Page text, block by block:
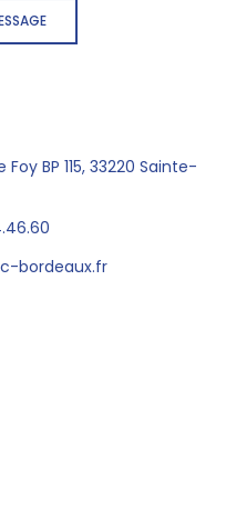
BP 115, 33220 Sainte-
bordeaux.fr